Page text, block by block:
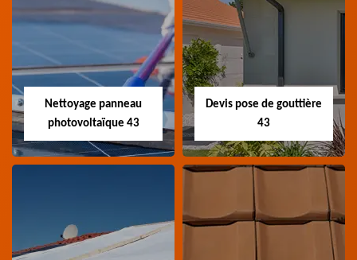
Couvreur
charpentier 43
Artisan couvreur
charpentier 43 Haute-
Couvreur zingueur
Artisan couvreur
zingueur 43 Haute-Loire
Nettoyage panneau
photovoltaïque 43
Nettoyage panneau
photovoltaïque 43
Devis pose de gouttière
43
Devis pose de
gouttière 43